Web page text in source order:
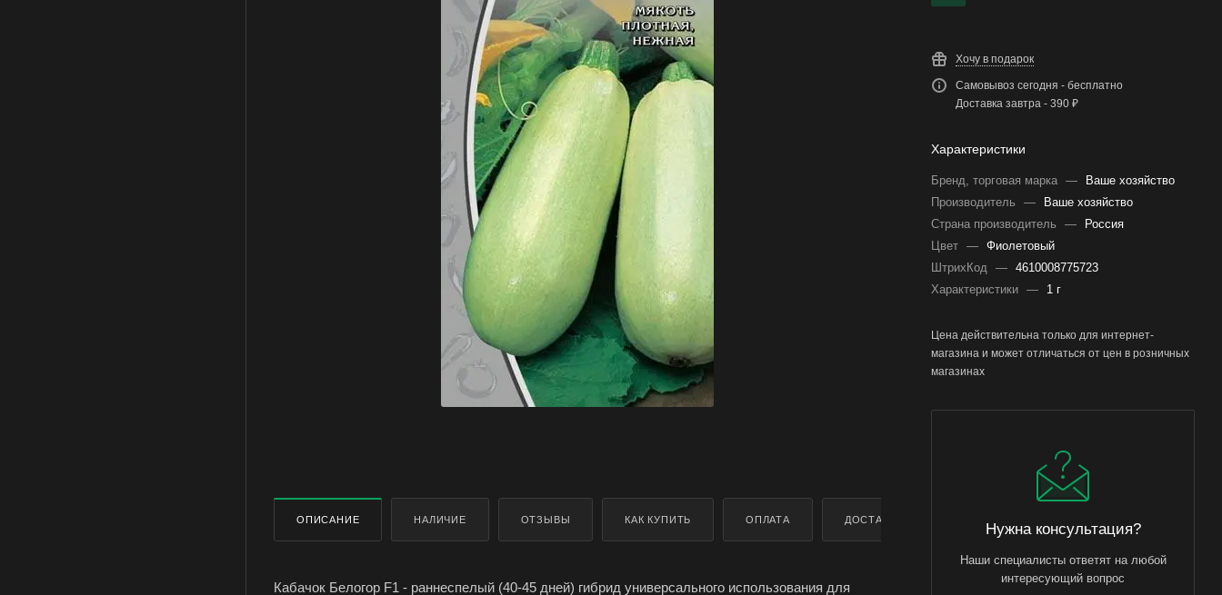
ОПИСАНИЕ НАЛИЧИЕ ОТЗЫВЫ КАК КУПИТЬ ОПЛАТА ДОСТАВКА
Кабачок Белогор F1 - раннеспелый (40-45 дней) гибрид универсального использования для
Хочу в подарок
Самовывоз сегодня - бесплатно
Доставка завтра - 390 ₽
Характеристики
Бренд, торговая марка —
Ваше хозяйство
Производитель
—
Ваше хозяйство
Страна производитель
—
Россия
Цвет — Фиолетовый
ШтрихКод — 4610008775723
Характеристики — 1 г
Цена действительна только для интернет-
магазина и может отличаться от цен в розничных
магазинах
Нужна консультация?
Наши специалисты ответят на любой
интересующий вопрос